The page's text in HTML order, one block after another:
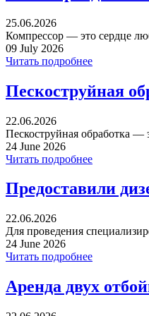
25.06.2026
Компрессор — это сердце
09 July 2026
Читать подробнее
Пескоструйная
22.06.2026
Пескоструйная обработка
24 June 2026
Читать подробнее
Предоставили
22.06.2026
Для проведения
24 June 2026
Читать подробнее
Аренда двух